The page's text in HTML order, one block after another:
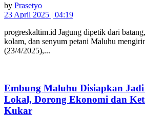
by Prasetyo
23 April 2025 | 04:19
progreskaltim.id Jagung dipetik dari
kolam, dan senyum petani Maluhu
(23/4/2025),...
Embung Maluhu Disiapkan
Lokal, Dorong Ekonomi dan
Kukar